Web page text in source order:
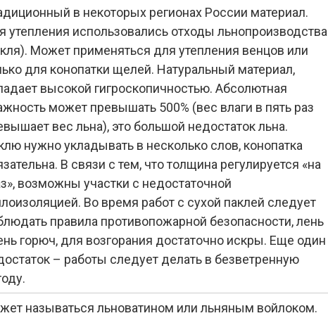
в некоторых регионах России материал.
утепления использовались отходы льнопроизводства
Может применяться для утепления венцов или
для конопатки щелей. Натуральный материал,
высокой гигроскопичностью. Абсолютная
может превышать 500% (вес влаги в пять раз
вес льна), это большой недостаток льна.
нужно укладывать в несколько слов, конопатка
В связи с тем, что толщина регулируется «на
возможны участки с недостаточной
Во время работ с сухой паклей следует
правила противопожарной безопасности, лень
горюч, для возгорания достаточно искры. Еще один
– работы следует делать в безветренную
называться льноватином или льняным войлоком.